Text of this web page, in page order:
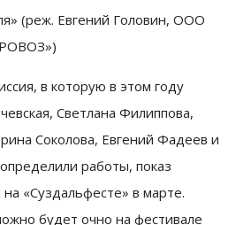
(реж. Евгений Головин, ООО
в которую в этом году
Светлана Филиппова,
Соколова, Евгений Фадеев и
работы, показ
на «Суздальфесте» в марте.
будет очно на фестивале